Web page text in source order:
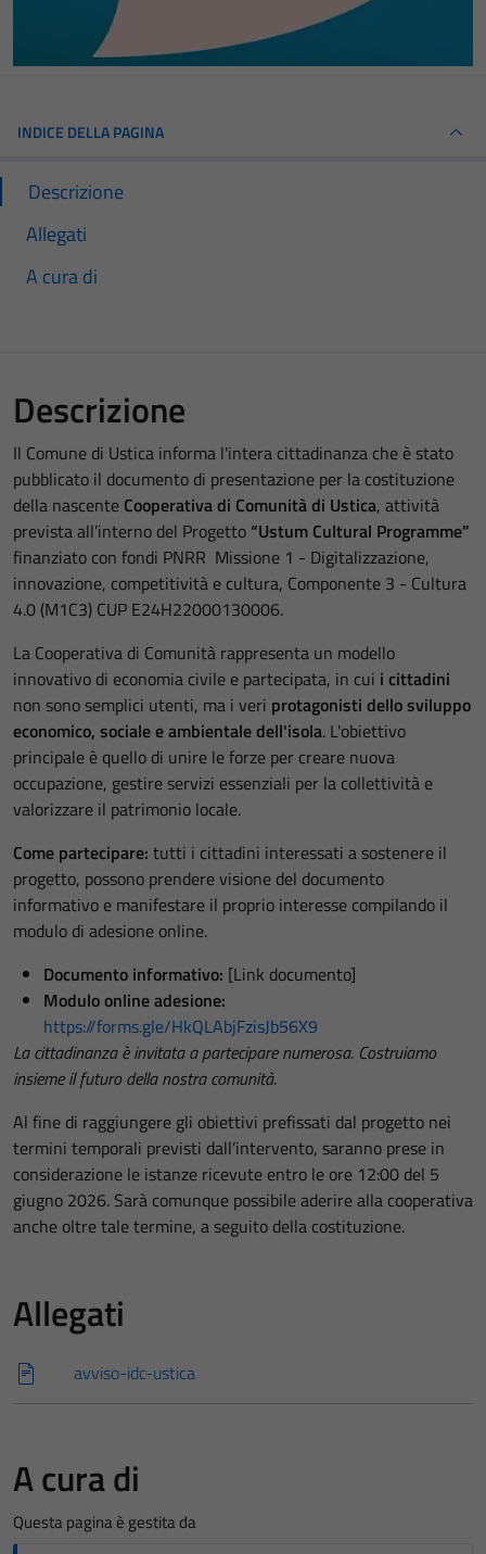
INDICE DELLA PAGINA
Descrizione
Allegati
A cura di
Descrizione
Il Comune di Ustica informa l'intera cittadinanza che è stato
pubblicato il documento di presentazione per la costituzione
della nascente Cooperativa di Comunità di Ustica, attività
prevista all’interno del Progetto “Ustum Cultural Programme”
finanziato con fondi PNRR Missione 1 - Digitalizzazione,
innovazione, competitività e cultura, Componente 3 - Cultura
4.0 (M1C3) CUP E24H22000130006.
La Cooperativa di Comunità rappresenta un modello
innovativo di economia civile e partecipata, in cui i cittadini
non sono semplici utenti, ma i veri protagonisti dello sviluppo
economico, sociale e ambientale dell'isola. L'obiettivo
principale è quello di unire le forze per creare nuova
occupazione, gestire servizi essenziali per la collettività e
valorizzare il patrimonio locale.
Come partecipare: tutti i cittadini interessati a sostenere il
progetto, possono prendere visione del documento
informativo e manifestare il proprio interesse compilando il
modulo di adesione online.
Documento informativo: [Link documento]
Modulo online adesione:
https://forms.gle/HkQLAbjFzisJb56X9
La cittadinanza è invitata a partecipare numerosa. Costruiamo
insieme il futuro della nostra comunità.
Al fine di raggiungere gli obiettivi prefissati dal progetto nei
termini temporali previsti dall’intervento, saranno prese in
considerazione le istanze ricevute entro le ore 12:00 del 5
giugno 2026. Sarà comunque possibile aderire alla cooperativa
anche oltre tale termine, a seguito della costituzione.
Allegati
avviso-idc-ustica
A cura di
Questa pagina è gestita da